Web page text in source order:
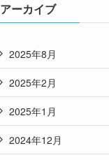
アーカイブ
2025年8月
2025年2月
2025年1月
2024年12月